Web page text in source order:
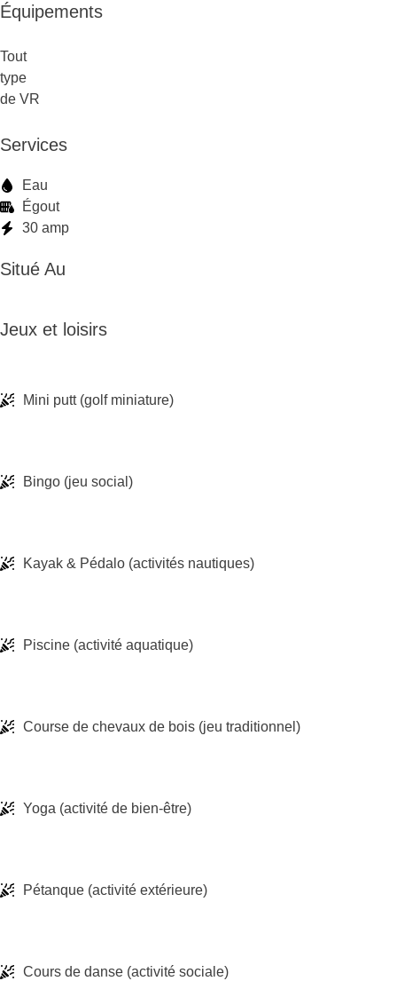
Équipements
Tout
type
de VR
Services
Eau
Égout
30 amp
Situé Au
Jeux et loisirs
Mini putt (golf miniature)
Bingo (jeu social)
Kayak & Pédalo (activités nautiques)
Piscine (activité aquatique)
Course de chevaux de bois (jeu traditionnel)
Yoga (activité de bien-être)
Pétanque (activité extérieure)
Cours de danse (activité sociale)